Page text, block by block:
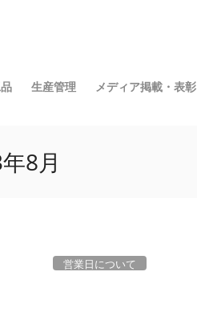
生産管理 メディア掲載・表彰
8月
営業日について